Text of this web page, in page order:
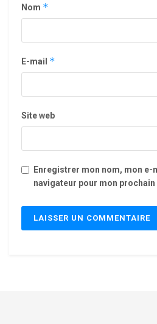
Nom *
E-mail *
Site web
Enregistrer mon nom, mon e-
navigateur pour mon